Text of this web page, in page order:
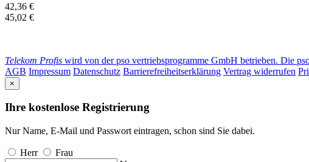
42,36 €
45,02 €
Telekom Profis wird von der pso vertriebsprogramme GmbH betrieben. Die
AGB Impressum Datenschutz Barrierefreiheitserklärung Vertrag widerrufen
×
Ihre kostenlose Registrierung
Nur Name, E-Mail und Passwort eintragen, schon sind Sie dabei.
Herr
Frau